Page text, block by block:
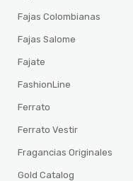
Fajas Colombianas
Fajas Salome
Fajate
FashionLine
Ferrato
Ferrato Vestir
Fragancias Originales
Gold Catalog